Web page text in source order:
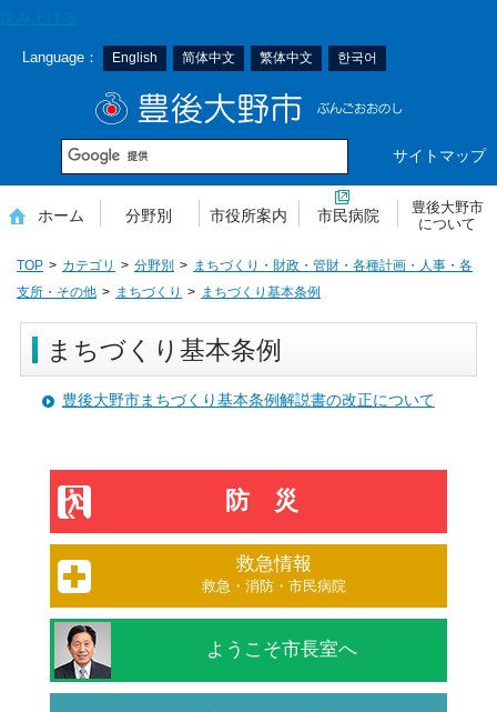
Language： English 简体中文 繁体中文 한국어
サイトマップ
ホーム 分野別 市役所案内 市民病院
豊後大野市
について
TOP カテゴリ 分野別
まちづくり・財政・管財・各種計画・人事・各
支所・その他
まちづくり まちづくり基本条例
まちづくり基本条例
豊後大野市まちづくり基本条例解説書の改正について
防災
救急情報
救急・消防・市民病院
ようこそ市長室へ